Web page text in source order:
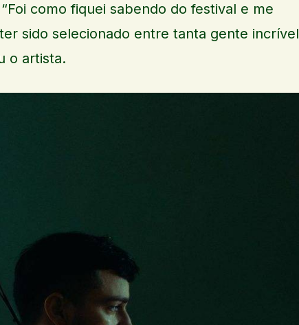
como fiquei sabendo do festival e me
sido selecionado entre tanta gente incrível
o artista.